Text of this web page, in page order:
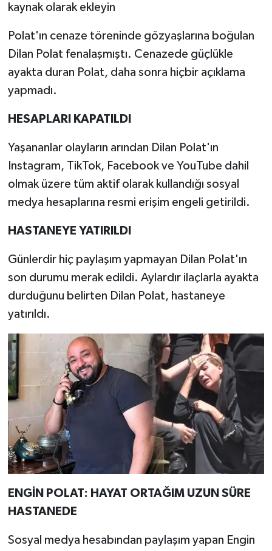
kaynak olarak ekleyin
Polat'ın cenaze töreninde gözyaşlarına boğulan
Dilan Polat fenalaşmıştı. Cenazede güçlükle
ayakta duran Polat, daha sonra hiçbir açıklama
yapmadı.
HESAPLARI KAPATILDI
Yaşananlar olayların arından Dilan Polat'ın
Instagram, TikTok, Facebook ve YouTube dahil
olmak üzere tüm aktif olarak kullandığı sosyal
medya hesaplarına resmi erişim engeli getirildi.
HASTANEYE YATIRILDI
Günlerdir hiç paylaşım yapmayan Dilan Polat'ın
son durumu merak edildi. Aylardır ilaçlarla ayakta
durduğunu belirten Dilan Polat, hastaneye
yatırıldı.
ENGİN POLAT: HAYAT ORTAĞIM UZUN SÜRE
HASTANEDE
Sosyal medya hesabından paylaşım yapan Engin